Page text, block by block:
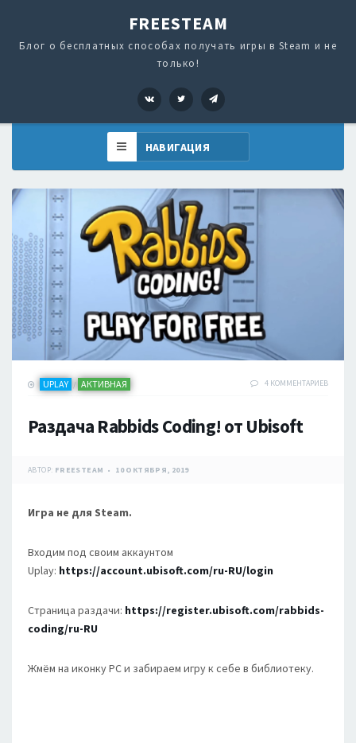
FREESTEAM
Блог о бесплатных способах получать игры в Steam и не
только!
VK Twitter
UPLAY / АКТИВНАЯ 4 КОММЕНТАРИЕВ
Раздача Rabbids Coding! от Ubisoft
АВТОР: FREESTEAM 10 ОКТЯБРЯ, 2019
Игра не для Steam.
Входим под своим аккаунтом
Uplay: https://account.ubisoft.com/ru-RU/login
Страница раздачи: https://register.ubisoft.com/rabbids-
coding/ru-RU
Жмём на иконку PC и забираем игру к себе в библиотеку.